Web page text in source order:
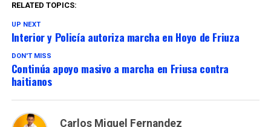
RELATED TOPICS:
UP NEXT
Interior y Policía autoriza marcha en Hoyo de Friuza
DON'T MISS
Continúa apoyo masivo a marcha en Friusa contra
haitianos
Carlos Miguel Fernandez